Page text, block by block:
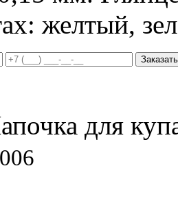
желтый,
Заказать
для